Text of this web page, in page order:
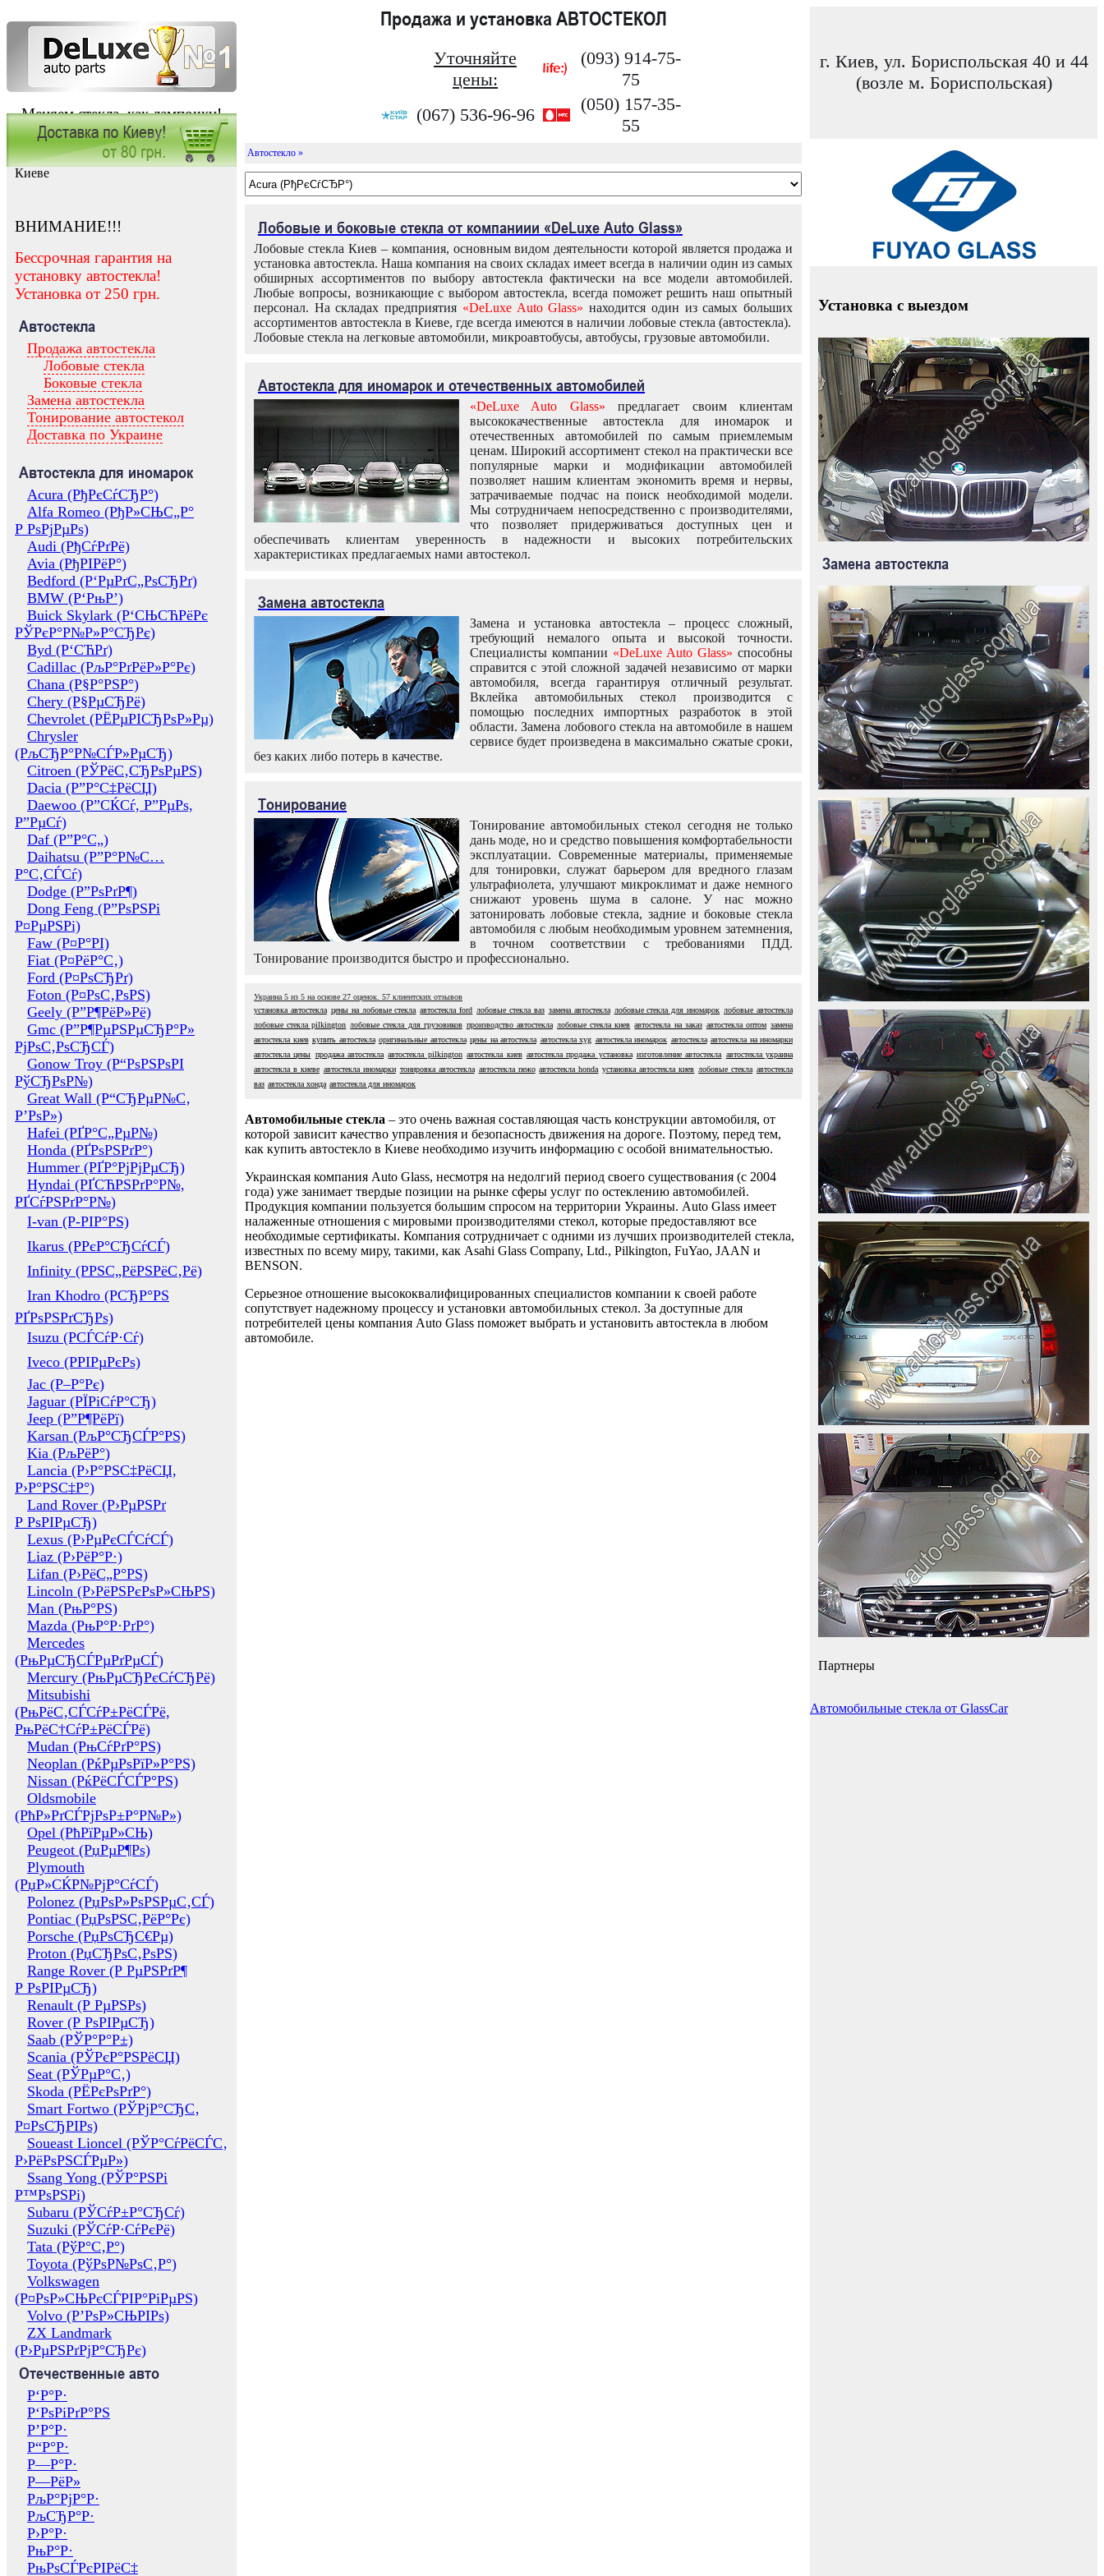
Меняем стекла, как лампочки!
Продажа и установка АВТОСТЕКОЛ
Уточняйте
цены:
(093) 914-75-
75
(067) 536-96-96
(050) 157-35-
55
г. Киев, ул. Бориспольская 40 и 44
(возле м. Бориспольская)
Заказать установку автостекла в
Киеве
ВНИМАНИЕ!!!
Бессрочная гарантия на
установку автостекла!
Установка от 250 грн.
Автостекла
Продажа автостекла
Лобовые стекла
Боковые стекла
Замена автостекла
Тонирование автостекол
Доставка по Украине
Автостекла для иномарок
Acura (РђРєСѓСЂР°)
Alfa Romeo (РђР»СЊС„Р°
Р РѕРјРµРѕ)
Audi (РђСѓРґРё)
Avia (РђРІРёР°)
Bedford (Р‘РµРґС„РѕСЂРґ)
BMW (Р‘РњР’)
Buick Skylark (Р‘СЊСЋРёРє
РЎРєР°Р№Р»Р°СЂРє)
Byd (Р‘СЋРґ)
Cadillac (РљР°РґРёР»Р°Рє)
Chana (Р§Р°РЅР°)
Chery (Р§РµСЂРё)
Chevrolet (РЁРµРІСЂРѕР»Рµ)
Chrysler
(РљСЂР°Р№СЃР»РµСЂ)
Citroen (РЎРёС‚СЂРѕРµРЅ)
Dacia (Р”Р°С‡РёСЏ)
Daewoo (Р”СЌСѓ, Р”РµРѕ,
Р”РµСѓ)
Daf (Р”Р°С„)
Daihatsu (Р”Р°Р№С…
Р°С‚СЃСѓ)
Dodge (Р”РѕРґР¶)
Dong Feng (Р”РѕРЅРі
Р¤РµРЅРі)
Faw (Р¤Р°РІ)
Fiat (Р¤РёР°С‚)
Ford (Р¤РѕСЂРґ)
Foton (Р¤РѕС‚РѕРЅ)
Geely (Р”Р¶РёР»Рё)
Gmc (Р”Р¶РµРЅРµСЂР°Р»
РјРѕС‚РѕСЂСЃ)
Gonow Troy (Р“РѕРЅРѕРІ
РўСЂРѕР№)
Great Wall (Р“СЂРµР№С‚
Р’РѕР»)
Hafei (РҐР°С„РµР№)
Honda (РҐРѕРЅРґР°)
Hummer (РҐР°РјРјРµСЂ)
Hyndai (РҐСЋРЅРґР°Р№,
РҐСѓРЅРґР°Р№)
I-van (Р-РІР°РЅ)
Ikarus (РРєР°СЂСѓСЃ)
Infinity (РРЅС„РёРЅРёС‚Рё)
Iran Khodro (РСЂР°РЅ
РҐРѕРЅРґСЂРѕ)
Isuzu (РСЃСѓР·Сѓ)
Iveco (РРІРµРєРѕ)
Jac (Р–Р°Рє)
Jaguar (РЇРіСѓР°СЂ)
Jeep (Р”Р¶РёРї)
Karsan (РљР°СЂСЃР°РЅ)
Kia (РљРёР°)
Lancia (Р›Р°РЅС‡РёСЏ,
Р›Р°РЅС‡Р°)
Land Rover (Р›РµРЅРґ
Р РѕРІРµСЂ)
Lexus (Р›РµРєСЃСѓСЃ)
Liaz (Р›РёР°Р·)
Lifan (Р›РёС„Р°РЅ)
Lincoln (Р›РёРЅРєРѕР»СЊРЅ)
Man (РњР°РЅ)
Mazda (РњР°Р·РґР°)
Mercedes
(РњРµСЂСЃРµРґРµСЃ)
Mercury (РњРµСЂРєСѓСЂРё)
Mitsubishi
(РњРёС‚СЃСѓР±РёСЃРё,
РњРёС†СѓР±РёСЃРё)
Mudan (РњСѓРґР°РЅ)
Neoplan (РќРµРѕРїР»Р°РЅ)
Nissan (РќРёСЃСЃР°РЅ)
Oldsmobile
(РћР»РґСЃРјРѕР±Р°Р№Р»)
Opel (РћРїРµР»СЊ)
Peugeot (РџРµР¶Рѕ)
Plymouth
(РџР»СЌР№РјР°СѓСЃ)
Polonez (РџРѕР»РѕРЅРµС‚СЃ)
Pontiac (РџРѕРЅС‚РёР°Рє)
Porsche (РџРѕСЂС€Рµ)
Proton (РџСЂРѕС‚РѕРЅ)
Range Rover (Р РµРЅРґР¶
Р РѕРІРµСЂ)
Renault (Р РµРЅРѕ)
Rover (Р РѕРІРµСЂ)
Saab (РЎР°Р°Р±)
Scania (РЎРєР°РЅРёСЏ)
Seat (РЎРµР°С‚)
Skoda (РЁРєРѕРґР°)
Smart Fortwo (РЎРјР°СЂС‚
Р¤РѕСЂРІРѕ)
Soueast Lioncel (РЎР°СѓРёСЃС‚
Р›РёРѕРЅСЃРµР»)
Ssang Yong (РЎР°РЅРі
Р™РѕРЅРі)
Subaru (РЎСѓР±Р°СЂСѓ)
Suzuki (РЎСѓР·СѓРєРё)
Tata (РўР°С‚Р°)
Toyota (РўРѕР№РѕС‚Р°)
Volkswagen
(Р¤РѕР»СЊРєСЃРІР°РіРµРЅ)
Volvo (Р’РѕР»СЊРІРѕ)
ZX Landmark
(Р›РµРЅРґРјР°СЂРє)
Отечественные авто
Р‘Р°Р·
Р‘РѕРіРґР°РЅ
Р’Р°Р·
Р“Р°Р·
Р—Р°Р·
Р—РёР»
РљР°РјР°Р·
РљСЂР°Р·
Р›Р°Р·
РњР°Р·
РњРѕСЃРєРІРёС‡
Автостекло »
Лобовые и боковые стекла от компаниии «DeLuxe Auto Glass»
Лобовые стекла Киев – компания, основным видом деятельности которой является продажа и
установка автостекла. Наша компания на своих складах имеет всегда в наличии один из самых
обширных ассортиментов по выбору автостекла фактически на все модели автомобилей.
Любые вопросы, возникающие с выбором автостекла, всегда поможет решить наш опытный
персонал. На складах предприятия «DeLuxe Auto Glass» находится один из самых больших
ассортиментов автостекла в Киеве, где всегда имеются в наличии лобовые стекла (автостекла).
Лобовые стекла на легковые автомобили, микроавтобусы, автобусы, грузовые автомобили.
Автостекла для иномарок и отечественных автомобилей
«DeLuxe Auto Glass» предлагает своим клиентам
высококачественные автостекла для иномарок и
отечественных автомобилей по самым приемлемым
ценам. Широкий ассортимент стекол на практически все
популярные марки и модификации автомобилей
позволяет нашим клиентам экономить время и нервы,
затрачиваемые подчас на поиск необходимой модели.
Мы сотрудничаем непосредственно с производителями,
что позволяет придерживаться доступных цен и
обеспечивать клиентам уверенность в надежности и высоких потребительских
характеристиках предлагаемых нами автостекол.
Замена автостекла
Замена и установка автостекла – процесс сложный,
требующий немалого опыта и высокой точности.
Специалисты компании «DeLuxe Auto Glass» способны
справится с этой сложной задачей независимо от марки
автомобиля, всегда гарантируя отличный результат.
Вклейка автомобильных стекол производится с
помощью последних импортных разработок в этой
области. Замена лобового стекла на автомобиле в нашем
сервисе будет произведена в максимально сжатые сроки,
без каких либо потерь в качестве.
Тонирование
Тонирование автомобильных стекол сегодня не только
дань моде, но и средство повышения комфортабельности
эксплуатации. Современные материалы, применяемые
для тонировки, служат барьером для вредного глазам
ультрафиолета, улучшают микроклимат и даже немного
снижают уровень шума в салоне. У нас можно
затонировать лобовые стекла, задние и боковые стекла
автомобиля с любым необходимым уровнем затемнения,
в точном соответствии с требованиями ПДД.
Тонирование производится быстро и профессионально.
Украина 5 из 5 на основе 27 оценок. 57 клиентских отзывов
установка автостекла цены на лобовые стекла автостекла ford лобовые стекла ваз замена автостекла лобовые стекла для иномарок лобовые автостекла
лобовые стекла pilkington лобовые стекла для грузовиков производство автостекла лобовые стекла киев автостекла на заказ автостекла оптом замена
автостекла киев купить автостекла оригинальные автостекла цены на автостекла автостекла xyg автостекла иномарок автостекла автостекла на иномарки
автостекла цены продажа автостекла автостекла pilkington автостекла киев автостекла продажа установка изготовление автостекла автостекла украина
автостекла в киеве автостекла иномарки тонировка автостекла автостекла пежо автостекла honda установка автостекла киев лобовые стекла автостекла
ваз автостекла хонда автостекла для иномарок
Автомобильные стекла – это очень важная составляющая часть конструкции автомобиля, от
которой зависит качество управления и безопасность движения на дороге. Поэтому, перед тем,
как купить автостекло в Киеве необходимо изучить информацию с особой внимательностью.
Украинская компания Auto Glass, несмотря на недолгий период своего существования (с 2004
года) уже занимает твердые позиции на рынке сферы услуг по остеклению автомобилей.
Продукция компании пользуется большим спросом на территории Украины. Auto Glass имеет
налаженные отношения с мировыми производителями стекол, которые предоставляют все
необходимые сертификаты. Компания сотрудничает с одними из лучших производителей стекла,
известных по всему миру, такими, как Asahi Glass Company, Ltd., Pilkington, FuYao, JAAN и
BENSON.
Серьезное отношение высококвалифицированных специалистов компании к своей работе
сопутствует надежному процессу и установки автомобильных стекол. За доступные для
потребителей цены компания Auto Glass поможет выбрать и установить автостекла в любом
автомобиле.
Установка с выездом
Замена автостекла
Партнеры
Автомобильные стекла от GlassCar